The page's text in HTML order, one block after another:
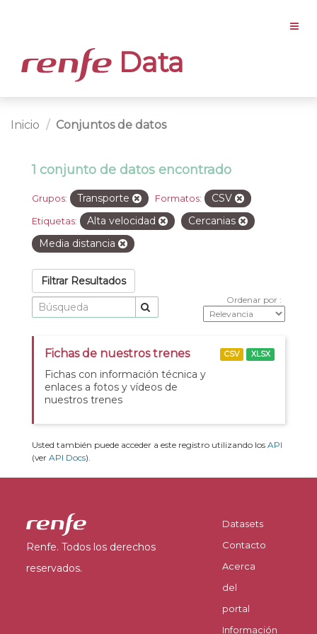
Data
Inicio Conjuntos de datos
1 conjunto de datos encontrado
Grupos: Transporte Formatos: CSV
Etiquetas: Alta velocidad
Cercanias
Media distancia
Filtrar Resultados
Ordenar por
Fichas de nuestros trenes
Fichas con información técnica y
enlaces a fotos y vídeos de
nuestros trenes
CSV XLSX
Usted también puede acceder a este registro utilizando los API
(ver API Docs).
Renfe. Todos los derechos
reservados.
Datasets
Contacto
Acerca
del
portal
Información